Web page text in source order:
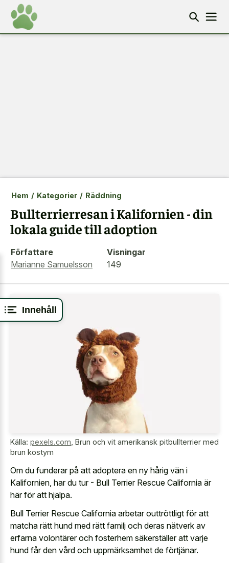
Innehåll
Hem / Kategorier / Räddning
Bullterrierresan i Kalifornien - din
lokala guide till adoption
Författare
Marianne Samuelsson
Visningar
149
Källa: pexels.com Brun och vit amerikansk pitbullterrier med
brun kostym
Om du funderar på att adoptera en ny hårig vän i
Kalifornien, har du tur - Bull Terrier Rescue California är
här för att hjälpa.
Bull Terrier Rescue California arbetar outtröttligt för att
matcha rätt hund med rätt familj och deras nätverk av
erfarna volontärer och fosterhem säkerställer att varje
hund får den vård och uppmärksamhet de förtjänar.